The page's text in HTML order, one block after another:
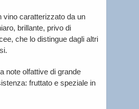
vino caratterizzato da un
brillante, privo di
che lo distingue dagli altri
note olfattive di grande
fruttato e speziale in